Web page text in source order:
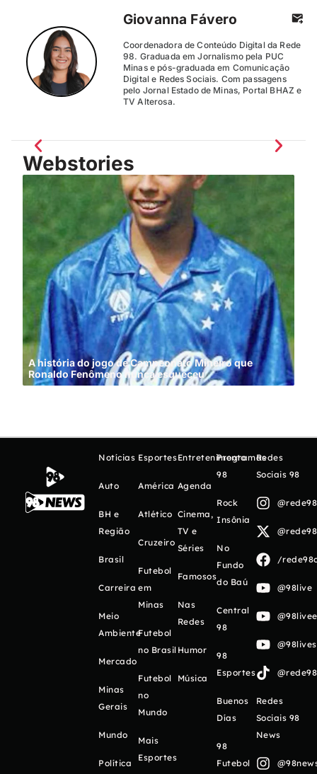
Giovanna Fávero
Coordenadora de Conteúdo Digital da Rede
98. Graduada em Jornalismo pela PUC
Minas e pós-graduada em Comunicação
Digital e Redes Sociais. Com passagens
pelo Jornal Estado de Minas, Portal BHAZ e
TV Alterosa.
Webstories
A história do jogo de Campeonato Mineiro que
Ronaldo Fenômeno nunca esqueceu
Notícias
Auto
BH e
Região
Brasil
Carreira
Meio
Ambiente
Mercado
Minas
Gerais
Mundo
Política
Esportes
América
Atlético
Cruzeiro
Futebol
em
Minas
Futebol
no Brasil
Futebol
no
Mundo
Mais
Esportes
Entretenimento
Agenda
Cinema,
TV e
Séries
Famosos
Nas
Redes
Humor
Música
Programas
98
Rock
Insônia
No
Fundo
do Baú
Central
98
98
Esportes
Buenos
Días
98
Futebol
Redes
Sociais 98
/
@98live
Redes
Sociais 98
News